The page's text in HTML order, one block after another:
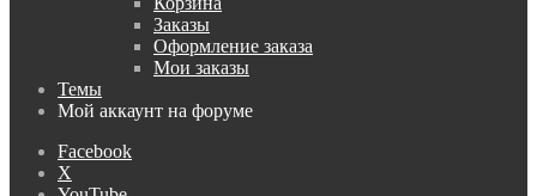
Заказы
Оформление заказа
Мои заказы
Темы
Мой аккаунт на форуме
Facebook
X